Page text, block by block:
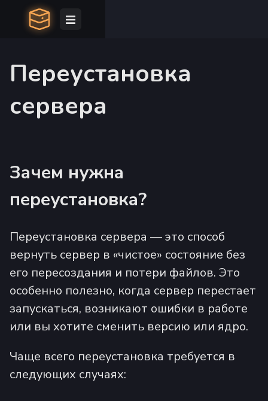
Переустановка
сервера
Зачем нужна
переустановка?
Переустановка сервера — это способ
вернуть сервер в «чистое» состояние без
его пересоздания и потери файлов. Это
особенно полезно, когда сервер перестает
запускаться, возникают ошибки в работе
или вы хотите сменить версию или ядро.
Чаще всего переустановка требуется в
следующих случаях: